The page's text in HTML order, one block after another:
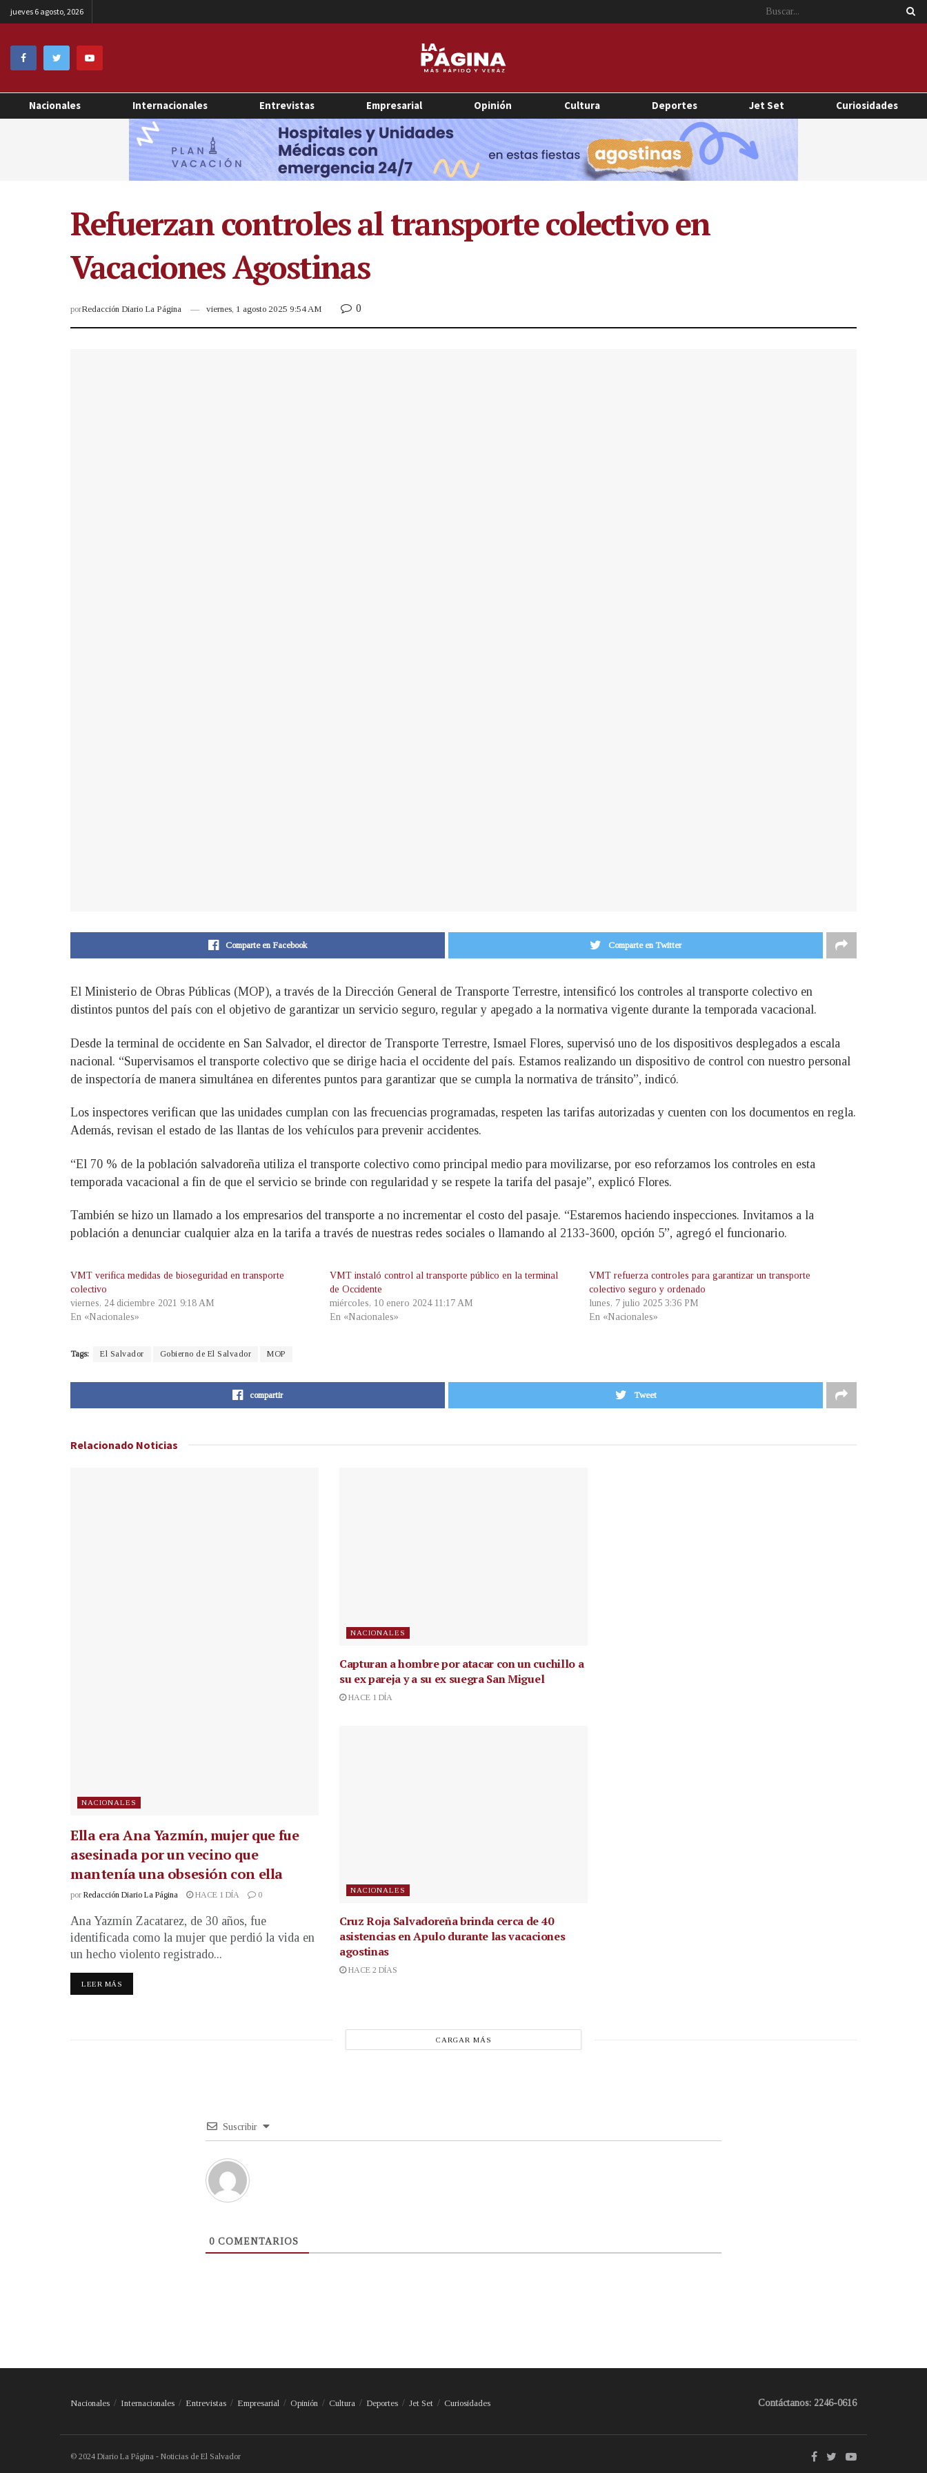
jueves 6 agosto, 2026
Nacionales Internacionales Entrevistas Empresarial Opinión Cultura Deportes Jet Set Curiosidades
Refuerzan controles al transporte colectivo en
Vacaciones Agostinas
porRedacción Diario La Página viernes, 1 agosto 2025 9:54 AM 0
Comparte en Facebook Comparte en Twitter
El Ministerio de Obras Públicas (MOP), a través de la Dirección General de Transporte Terrestre, intensificó los controles al transporte colectivo en
distintos puntos del país con el objetivo de garantizar un servicio seguro, regular y apegado a la normativa vigente durante la temporada vacacional.
Desde la terminal de occidente en San Salvador, el director de Transporte Terrestre, Ismael Flores, supervisó uno de los dispositivos desplegados a escala
nacional. “Supervisamos el transporte colectivo que se dirige hacia el occidente del país. Estamos realizando un dispositivo de control con nuestro personal
de inspectoría de manera simultánea en diferentes puntos para garantizar que se cumpla la normativa de tránsito”, indicó.
Los inspectores verifican que las unidades cumplan con las frecuencias programadas, respeten las tarifas autorizadas y cuenten con los documentos en regla.
Además, revisan el estado de las llantas de los vehículos para prevenir accidentes.
“El 70 % de la población salvadoreña utiliza el transporte colectivo como principal medio para movilizarse, por eso reforzamos los controles en esta
temporada vacacional a fin de que el servicio se brinde con regularidad y se respete la tarifa del pasaje”, explicó Flores.
También se hizo un llamado a los empresarios del transporte a no incrementar el costo del pasaje. “Estaremos haciendo inspecciones. Invitamos a la
población a denunciar cualquier alza en la tarifa a través de nuestras redes sociales o llamando al 2133-3600, opción 5”, agregó el funcionario.
VMT verifica medidas de bioseguridad en transporte
colectivo
viernes, 24 diciembre 2021 9:18 AM
En «Nacionales»
VMT instaló control al transporte público en la terminal
de Occidente
miércoles, 10 enero 2024 11:17 AM
En «Nacionales»
VMT refuerza controles para garantizar un transporte
colectivo seguro y ordenado
lunes, 7 julio 2025 3:36 PM
En «Nacionales»
Tags: El Salvador Gobierno de El Salvador MOP
compartir Tweet
Relacionado Noticias
NACIONALES
Ella era Ana Yazmín, mujer que fue
asesinada por un vecino que
mantenía una obsesión con ella
por Redacción Diario La Página HACE 1 DÍA 0
Ana Yazmín Zacatarez, de 30 años, fue
identificada como la mujer que perdió la vida en
un hecho violento registrado...
LEER MÁS
NACIONALES
Capturan a hombre por atacar con un cuchillo a
su ex pareja y a su ex suegra San Miguel
HACE 1 DÍA
NACIONALES
Cruz Roja Salvadoreña brinda cerca de 40
asistencias en Apulo durante las vacaciones
agostinas
HACE 2 DÍAS
CARGAR MÁS
Suscribir
0 COMENTARIOS
Nacionales Internacionales Entrevistas Empresarial Opinión Cultura Deportes Jet Set Curiosidades Contáctanos: 2246-0616
© 2024 Diario La Página - Noticias de El Salvador